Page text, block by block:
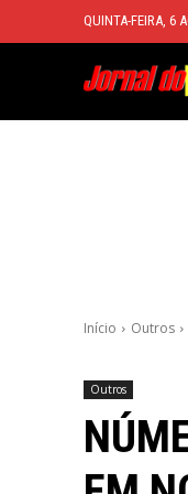
QUINTA-FEIRA, 6
Início Outros
Outros